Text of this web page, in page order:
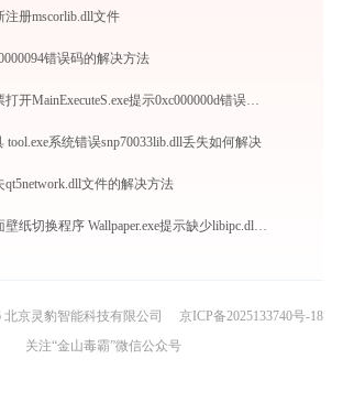
册mscorlib.dll文件
错误码的解决方法
税控发票开票打开MainExecuteS.exe提示0xc000000d错误码怎么办
tool.exe系统错误snp70033lib.dll丢失如何解决
qt5network.dll文件的解决方法
人生日历桌面壁纸切换程序 Wallpaper.exe提示缺少libipc.dll文件的解决办法
北京灵豹智能科技有限公司
京ICP备2025133740号-18
关注“金山毒霸”微信公众号